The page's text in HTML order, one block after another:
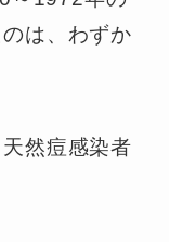
は、わずか
然痘感染者